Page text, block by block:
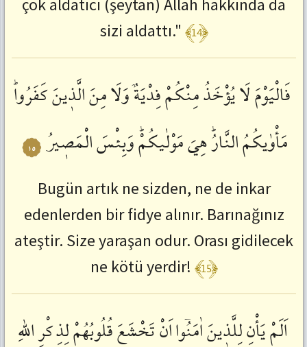
çok aldatıcı (şeytan) Allah hakkında da
sizi aldattı." ﴾14﴿
فَالْيَوْمَلَايُؤْخَذُمِنْكُمْفِدْيَةٌوَلَامِنَالَّذٖينَكَفَرُواؕ
مَأْوٰيكُمُالنَّارُؕهِيَمَوْلٰيكُمْؕوَبِئْسَالْمَصٖيرُ ١٥
Bugün artık ne sizden, ne de inkar
edenlerden bir fidye alınır. Barınağınız
ateştir. Size yaraşan odur. Orası gidilecek
ne kötü yerdir! ﴾15﴿
اَلَمْيَأْنِلِلَّذٖينَاٰمَنُٓوااَنْتَخْشَعَقُلُوبُهُمْلِذِ كْرِ اللّٰهِ